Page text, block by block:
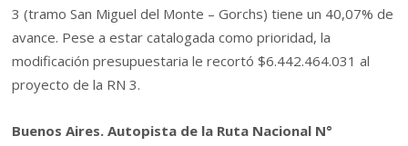
3 (tramo San Miguel del Monte – Gorchs) tiene un 40,07% de
avance. Pese a estar catalogada como prioridad, la
modificación presupuestaria le recortó $6.442.464.031 al
proyecto de la RN 3.
Buenos Aires. Autopista de la Ruta Nacional N°